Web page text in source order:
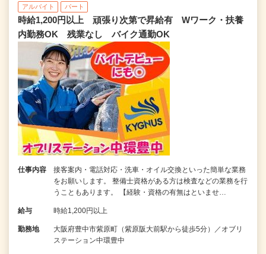
アルバイト パート
時給1,200円以上 頑張り次第で昇給有 Wワーク・扶養
内勤務OK 残業なし バイク通勤OK
仕事内容
接客案内・電話対応・洗車・オイル交換といった簡単な業務
をお願いします。 整備士資格がある方は検査などの業務を行
うこともあります。 【経験・資格の有無はといませ…
給与 時給1,200円以上
勤務地
大阪府豊中市紫原町（紫原阪大前駅から徒歩5分）／オブリ
ステーション中環豊中